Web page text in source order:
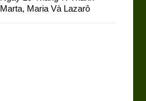
Marta, Maria Và Lazarô